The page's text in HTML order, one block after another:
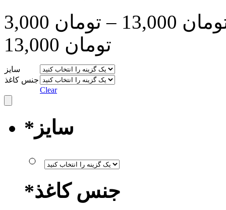
تومان –
تومان 13,000
سایز
جنس کاغذ
Clear
* سایز
*جنس کاغذ